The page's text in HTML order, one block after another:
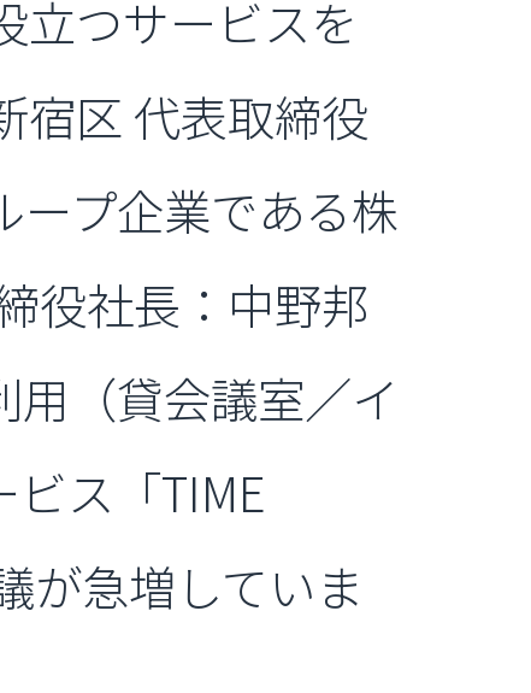
立つサービスを
宿区 代表取締役
ープ企業である株
役社長：中野邦
用（貸会議室／イ
ス「TIME
が急増していま